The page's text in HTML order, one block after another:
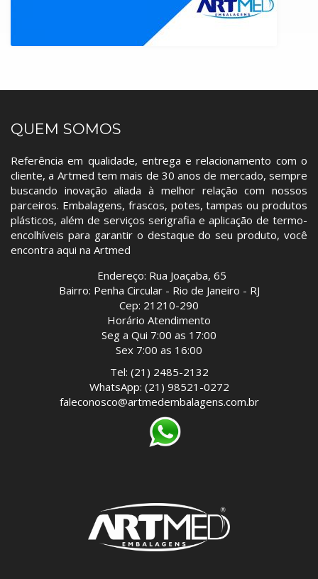
QUEM SOMOS
Referência em qualidade, entrega e relacionamento com o
cliente, a Artmed tem mais de 30 anos de mercado, sempre
buscando inovação aliada à melhor relação com nossos
parceiros. Embalagens, frascos, potes, tampas ou produtos
plásticos, além de serviços serigrafia e aplicação de termo-
encolhíveis para garantir o destaque do seu produto, você
encontra aqui na Artmed
Endereço: Rua Joaçaba, 65
Bairro: Penha Circular - Rio de Janeiro - RJ
Cep: 21210-290
Horário Atendimento
Seg a Qui 7:00 as 17:00
Sex 7:00 as 16:00
Tel: (21) 2485-2132
WhatsApp: (21) 98521-0272
faleconosco@artmedembalagens.com.br